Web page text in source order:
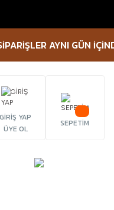
AYNI GÜN İÇİNDE
GİRİŞ YAP
ÜYE OL
SEPETİM